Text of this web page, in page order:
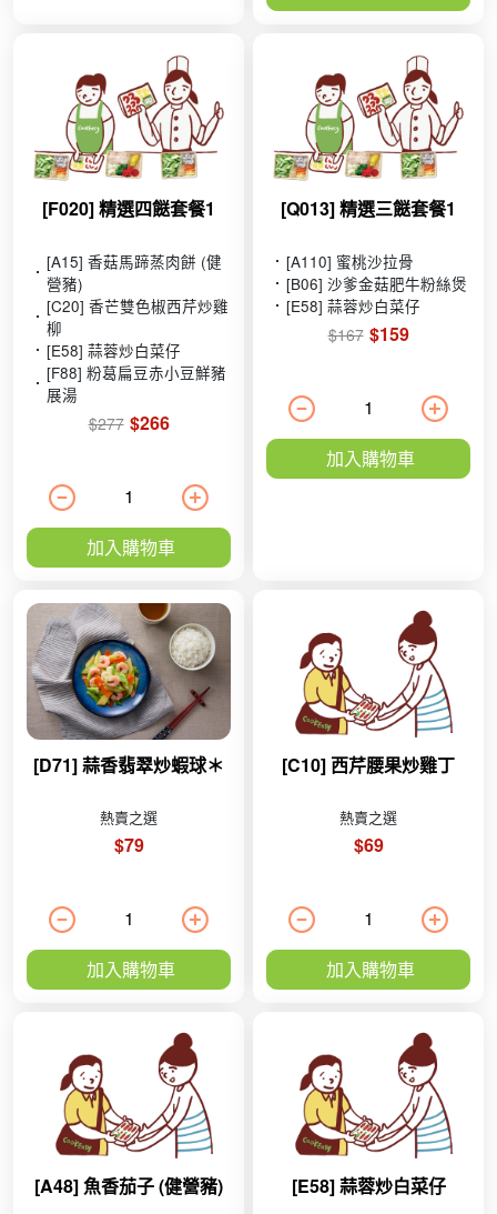
[F020] 精選四餸套餐1
[A15] 香菇馬蹄蒸肉餅 (健
營豬)
[C20] 香芒雙色椒西芹炒雞
柳
[E58] 蒜蓉炒白菜仔
[F88] 粉葛扁豆赤小豆鮮豬
展湯
$277 $266
加入購物車
[Q013] 精選三餸套餐1
[A110] 蜜桃沙拉骨
[B06] 沙爹金菇肥牛粉絲煲
[E58] 蒜蓉炒白菜仔
$167 $159
加入購物車
[D71] 蒜香翡翠炒蝦球＊
熱賣之選
$79
加入購物車
[C10] 西芹腰果炒雞丁
熱賣之選
$69
加入購物車
[A48] 魚香茄子 (健營豬) [E58] 蒜蓉炒白菜仔